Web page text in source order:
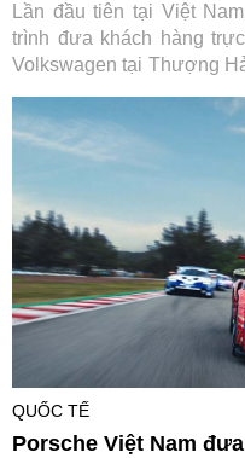
Lần đầu tiên tại Việt
trình đưa khách hàng
Volkswagen tại Thượng
sau mỗi chiếc xe của
QUỐC TẾ
Porsche Việt Nam